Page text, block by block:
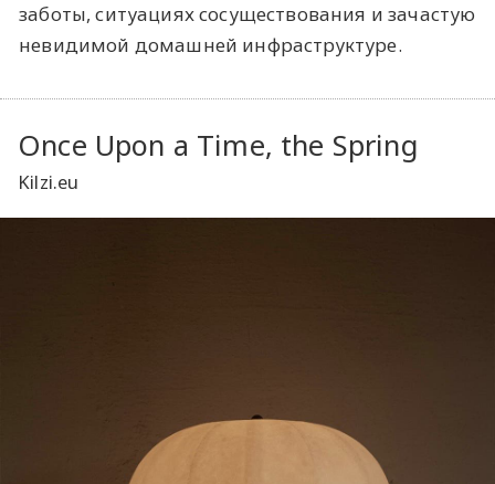
заботы, ситуациях сосуществования и зачастую
невидимой домашней инфраструктуре.
Once Upon a Time, the Spring
Kilzi.eu